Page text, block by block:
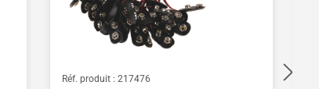
Réf. produit : 217476